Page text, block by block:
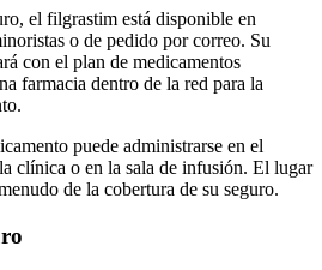
el filgrastim está disponible en
o de pedido por correo. Su
con el plan de medicamentos
farmacia dentro de la red para la
puede administrarse en el
clínica o en la sala de infusión. El lugar
de la cobertura de su seguro.